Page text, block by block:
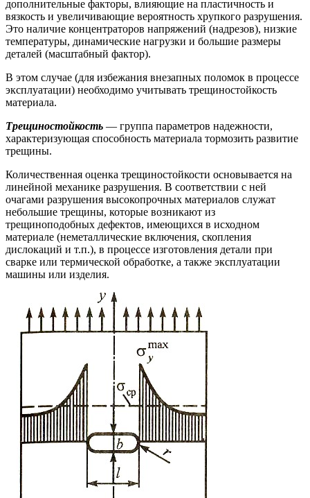
дополнительные факторы, влияющие на пластичность и
вязкость и увеличивающие вероятность хрупкого разрушения.
Это наличие концентраторов напряжений (надрезов), низкие
температуры, динамические нагрузки и большие размеры
деталей (масштабный фактор).
В этом случае (для избежания внезапных поломок в процессе
эксплуатации) необходимо учитывать трещиностойкость
материала.
Трещиностойкость — группа параметров надежности,
характеризующая способность материала тормозить развитие
трещины.
Количественная оценка трещиностойкости основывается на
линейной механике разрушения. В соответствии с ней
очагами разрушения высокопрочных материалов служат
небольшие трещины, которые возникают из
трещиноподобных дефектов, имеющихся в исходном
материале (неметаллические включения, скопления
дислокаций и т.п.), в процессе изготовления детали при
сварке или термической обработке, а также эксплуатации
машины или изделия.